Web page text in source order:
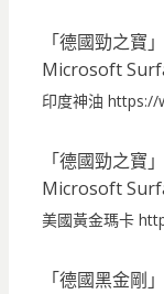
「德國勁之寶
Microsoft
印度神油
「德國勁之寶
Microsoft
美國黃金瑪卡
「德國黑金剛